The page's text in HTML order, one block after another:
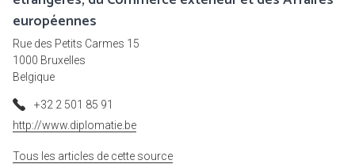
européennes
Rue des Petits Carmes 15
1000 Bruxelles
Belgique
+32 2 501 85 91
http://www.diplomatie.be
Tous les articles de cette source